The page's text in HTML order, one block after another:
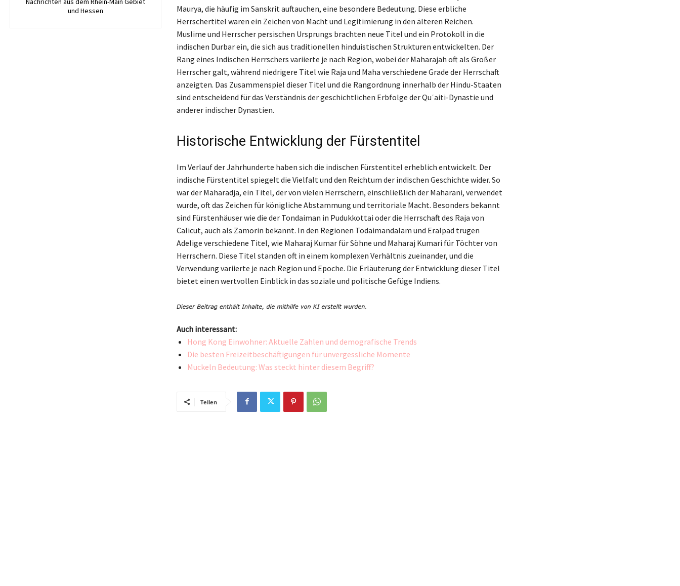
und Hessen
Maurya, die häufig im Sanskrit auftauchen, eine besondere Bedeutung. Diese erbliche
Herrschertitel waren ein Zeichen von Macht und Legitimierung in den älteren Reichen.
Muslime und Herrscher persischen Ursprungs brachten neue Titel und ein Protokoll in die
indischen Durbar ein, die sich aus traditionellen hinduistischen Strukturen entwickelten. Der
Rang eines Indischen Herrschers variierte je nach Region, wobei der Maharajah oft als Großer
Herrscher galt, während niedrigere Titel wie Raja und Maha verschiedene Grade der Herrschaft
anzeigten. Das Zusammenspiel dieser Titel und die Rangordnung innerhalb der Hindu-Staaten
sind entscheidend für das Verständnis der geschichtlichen Erbfolge der Quʿaiti-Dynastie und
anderer indischer Dynastien.
Historische Entwicklung der Fürstentitel
Im Verlauf der Jahrhunderte haben sich die indischen Fürstentitel erheblich entwickelt. Der
indische Fürstentitel spiegelt die Vielfalt und den Reichtum der indischen Geschichte wider. So
war der Maharadja, ein Titel, der von vielen Herrschern, einschließlich der Maharani, verwendet
wurde, oft das Zeichen für königliche Abstammung und territoriale Macht. Besonders bekannt
sind Fürstenhäuser wie die der Tondaiman in Pudukkottai oder die Herrschaft des Raja von
Calicut, auch als Zamorin bekannt. In den Regionen Todaimandalam und Eralpad trugen
Adelige verschiedene Titel, wie Maharaj Kumar für Söhne und Maharaj Kumari für Töchter von
Herrschern. Diese Titel standen oft in einem komplexen Verhältnis zueinander, und die
Verwendung variierte je nach Region und Epoche. Die Erläuterung der Entwicklung dieser Titel
bietet einen wertvollen Einblick in das soziale und politische Gefüge Indiens.
Auch interessant:
Hong Kong Einwohner: Aktuelle Zahlen und demografische Trends
Die besten Freizeitbeschäftigungen für unvergessliche Momente
Muckeln Bedeutung: Was steckt hinter diesem Begriff?
Teilen